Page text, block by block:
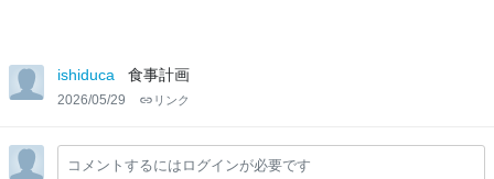
ishiduca 食事計画
2026/05/29 リンク
コメントするにはログインが必要です